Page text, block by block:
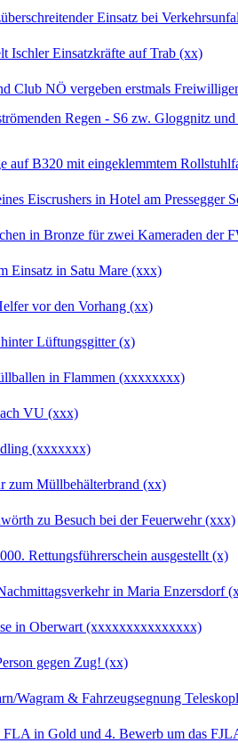
Einsatz bei
Ischler Einsatzkräfte auf Trab (xx)
Club NÖ vergeben erstmals
Regen - S6 zw. Gloggnitz
auf B320 mit eingeklemmtem
Eiscrushers in Hotel am Pressegger
in Bronze für zwei Kameraden der
Einsatz in Satu Mare (xxx)
vor den Vorhang (xx)
Lüftungsgitter (x)
in Flammen (xxxxxxxx)
VU (xxx)
(xxxxxxx)
zum Müllbehälterbrand (xx)
zu Besuch bei der Feuerwehr (xxx)
Rettungsführerschein ausgestellt (x)
in Maria Enzersdorf
in Oberwart (xxxxxxxxxxxxxxx)
gegen Zug! (xx)
Wagram & Fahrzeugsegnung
FLA in Gold und 4. Bewerb um das